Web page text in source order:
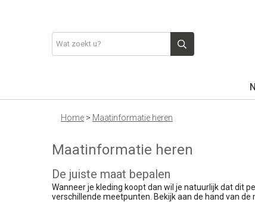
Home > Maatinformatie heren
Maatinformatie heren
De juiste maat bepalen
Wanneer je kleding koopt dan wil je natuurlijk dat dit
verschillende meetpunten. Bekijk aan de hand van